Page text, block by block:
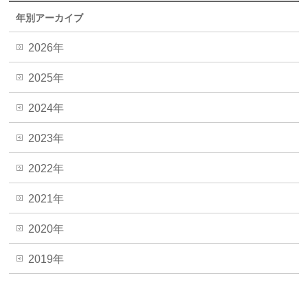
年別アーカイブ
2026年
2025年
2024年
2023年
2022年
2021年
2020年
2019年